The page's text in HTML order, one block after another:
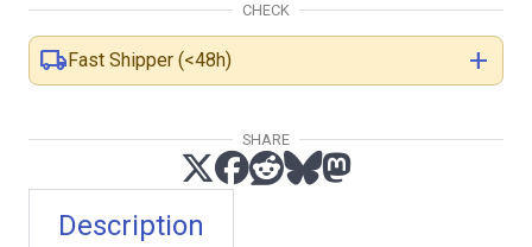
Description
CHECK
local_shippingFast Shipper (<48h) add
SHARE